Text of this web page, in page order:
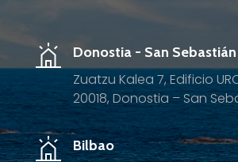
Donostia - San Sebastián
Zuatzu Kalea 7, Edificio
20018, Donostia – San
Bilbao